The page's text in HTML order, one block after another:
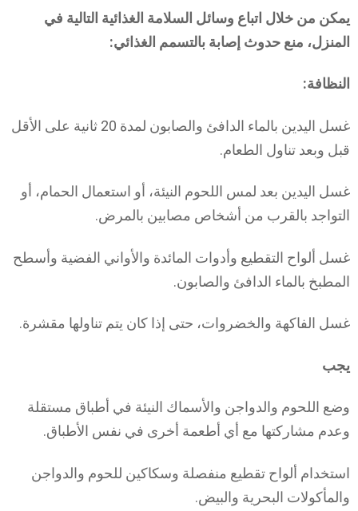
يمكن من خلال اتباع وسائل السلامة الغذائية التالية في
المنزل، منع حدوث إصابة بالتسمم الغذائي:
النظافة:
غسل اليدين بالماء الدافئ والصابون لمدة 20 ثانية على الأقل
قبل وبعد تناول الطعام.
غسل اليدين بعد لمس اللحوم النيئة، أو استعمال الحمام، أو
التواجد بالقرب من أشخاص مصابين بالمرض.
غسل ألواح التقطيع وأدوات المائدة والأواني الفضية وأسطح
المطبخ بالماء الدافئ والصابون.
غسل الفاكهة والخضروات، حتى إذا كان يتم تناولها مقشرة.
يجب
وضع اللحوم والدواجن والأسماك النيئة في أطباق مستقلة
وعدم مشاركتها مع أي أطعمة أخرى في نفس الأطباق.
استخدام ألواح تقطيع منفصلة وسكاكين للحوم والدواجن
والمأكولات البحرية والبيض.